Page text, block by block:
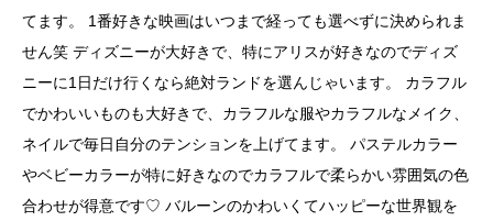
検索する
TAG LIST
3D car CGI example f1
てます。 1番好きな映画はいつまで経っても選べずに決められま
せん笑 ディズニーが大好きで、特にアリスが好きなのでディズ
ニーに1日だけ行くなら絶対ランドを選んじゃいます。 カラフル
でかわいいものも大好きで、カラフルな服やカラフルなメイク、
ネイルで毎日自分のテンションを上げてます。 パステルカラー
やベビーカラーが特に好きなのでカラフルで柔らかい雰囲気の色
合わせが得意です♡ バルーンのかわいくてハッピーな世界観を